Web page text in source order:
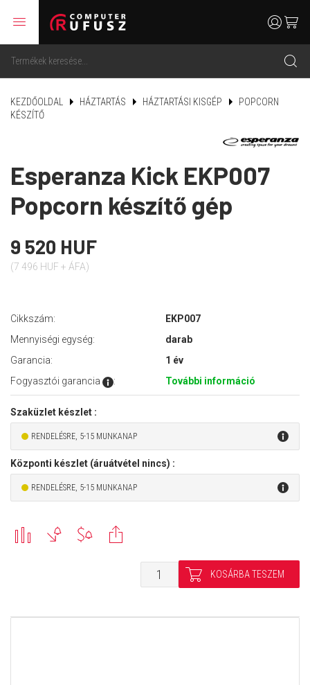
menu
search
usercart
KEZDŐOLDAL HÁZTARTÁS HÁZTARTÁSI KISGÉP
POPCORN
KÉSZÍTŐ
Esperanza Kick EKP007
Popcorn készítő gép
9 520 HUF
(7 496 HUF + ÁFA)
Cikkszám:
EKP007
Mennyiségi egység:
darab
Garancia:
1 év
Fogyasztói garancia
: További információ
Szaküzlet készlet :
RENDELÉSRE, 5-15 MUNKANAP
Központi készlet (áruátvétel nincs) :
RENDELÉSRE, 5-15 MUNKANAP